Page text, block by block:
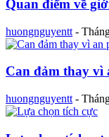
Quan điểm về
huongnguyentt -
Can đảm thay
huongnguyentt -